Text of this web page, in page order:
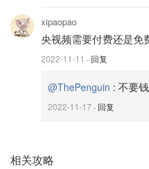
赛、16强赛、8强赛、半决
xipaopao
央视频需要付费还是免
2022-11-11 · 回复
@ThePenguin : 不要
2022-11-17 · 回复
相关攻略